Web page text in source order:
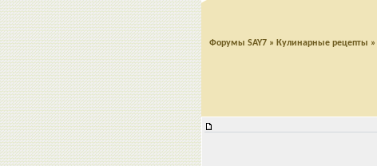
Форумы SAY7 » Кулинарные рецепты »